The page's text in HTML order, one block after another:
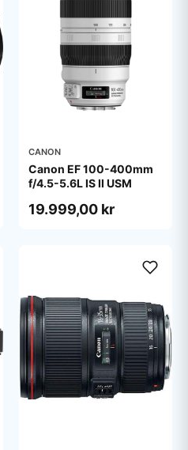
CANON
Canon EF 100-400mm
f/4.5-5.6L IS II USM
19.999,00 kr